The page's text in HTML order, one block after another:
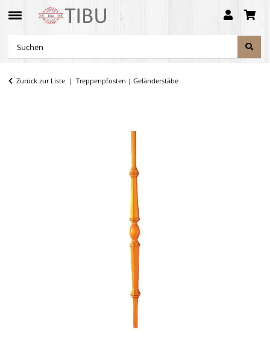
Zurück zur Liste Treppenpfosten | Geländerstäbe